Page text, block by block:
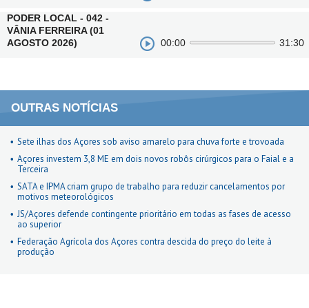
PODER LOCAL - 042 -
VÂNIA FERREIRA (01
AGOSTO 2026)
00:00 31:30
OUTRAS NOTÍCIAS
Sete ilhas dos Açores sob aviso amarelo para chuva forte e trovoada
Açores investem 3,8 ME em dois novos robôs cirúrgicos para o Faial e a
Terceira
SATA e IPMA criam grupo de trabalho para reduzir cancelamentos por
motivos meteorológicos
JS/Açores defende contingente prioritário em todas as fases de acesso
ao superior
Federação Agrícola dos Açores contra descida do preço do leite à
produção